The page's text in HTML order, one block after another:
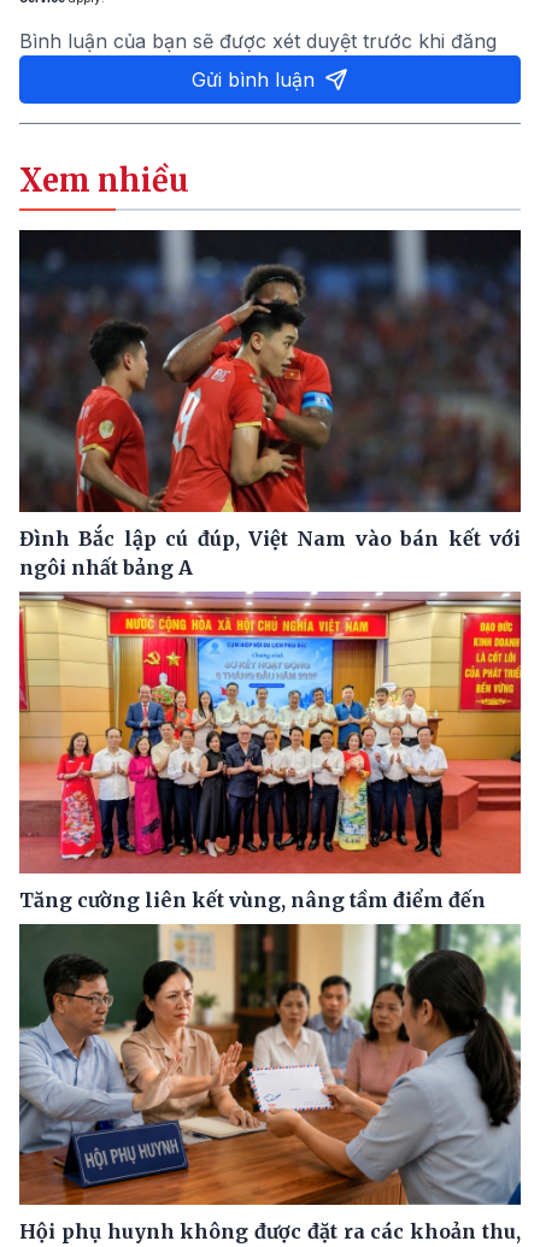
Bình luận của bạn sẽ được xét duyệt trước khi đăng
Gửi bình luận
Xem nhiều
Đình Bắc lập cú đúp, Việt Nam vào bán kết với
ngôi nhất bảng A
Tăng cường liên kết vùng, nâng tầm điểm đến
Hội phụ huynh không được đặt ra các khoản thu,